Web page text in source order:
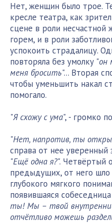
Нет, женщин было трое.
кресле театра, как
сцене в роли
горем, и в роли
успокоить страдалицу.
повторяла без умолку "он
меня бросить"... Вторая
чтобы уменьшить накал
помогало.
"Я схожу с ума", - громко
"Нет, напротив, ты
справа от нее уверенный
"Ещё одна я?". Четвёртый
предыдущих, от него
глубокого мягкого
появившаяся
ты! Мы – твой
отчётливо можешь